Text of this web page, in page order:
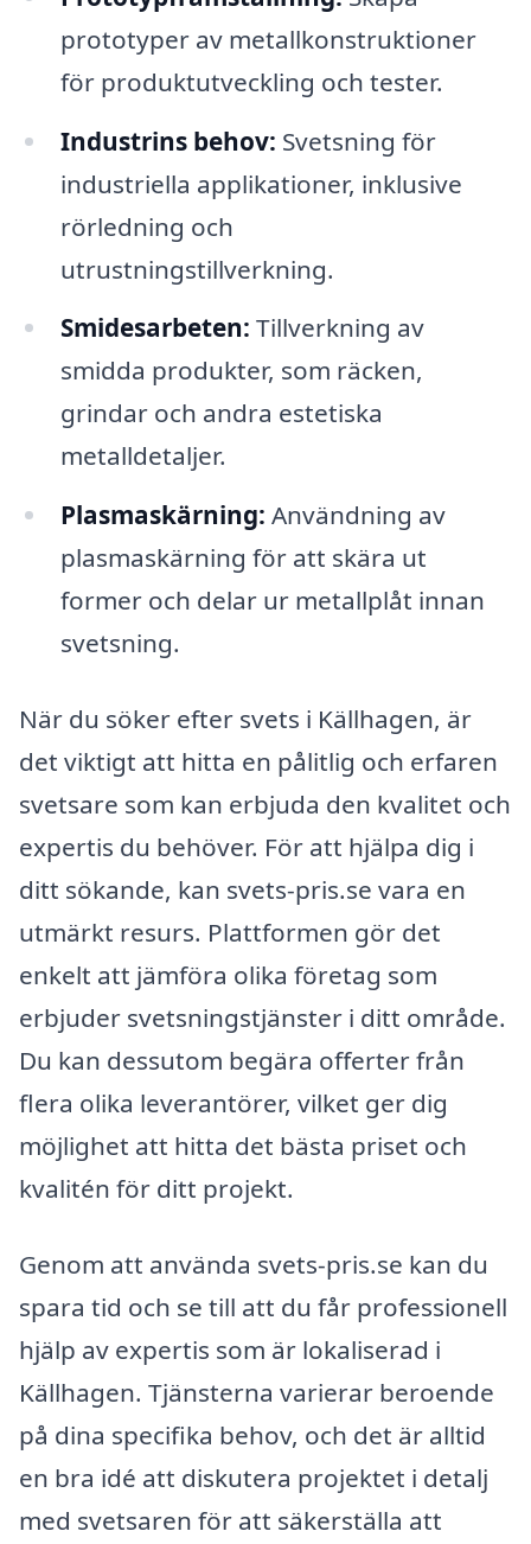
prototyper av metallkonstruktioner
för produktutveckling och tester.
Industrins behov: Svetsning för
industriella applikationer, inklusive
rörledning och
utrustningstillverkning.
Smidesarbeten: Tillverkning av
smidda produkter, som räcken,
grindar och andra estetiska
metalldetaljer.
Plasmaskärning: Användning av
plasmaskärning för att skära ut
former och delar ur metallplåt innan
svetsning.
När du söker efter svets i Källhagen, är
det viktigt att hitta en pålitlig och erfaren
svetsare som kan erbjuda den kvalitet och
expertis du behöver. För att hjälpa dig i
ditt sökande, kan svets-pris.se vara en
utmärkt resurs. Plattformen gör det
enkelt att jämföra olika företag som
erbjuder svetsningstjänster i ditt område.
Du kan dessutom begära offerter från
flera olika leverantörer, vilket ger dig
möjlighet att hitta det bästa priset och
kvalitén för ditt projekt.
Genom att använda svets-pris.se kan du
spara tid och se till att du får professionell
hjälp av expertis som är lokaliserad i
Källhagen. Tjänsterna varierar beroende
på dina specifika behov, och det är alltid
en bra idé att diskutera projektet i detalj
med svetsaren för att säkerställa att